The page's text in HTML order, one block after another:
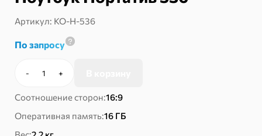
Артикул: КО-Н-536
По запросу
-
Количество
Ноутбук
Портатив
+
Соотношение сторон:16:9
Оперативная память:16 ГБ